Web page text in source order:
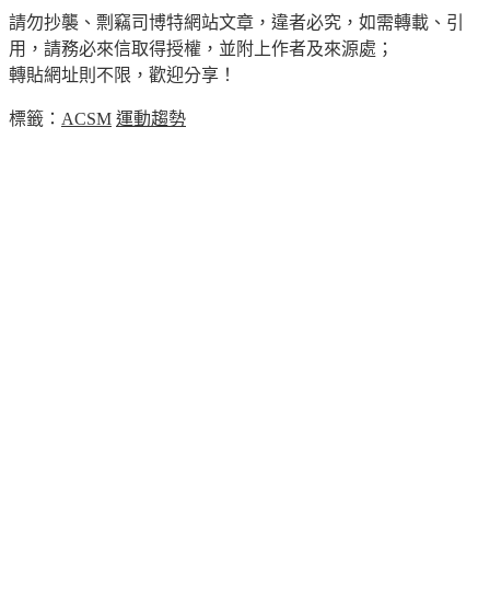
請勿抄襲、剽竊司博特網站文章，違者必究，如需轉載、引
用，請務必來信取得授權，並附上作者及來源處；
轉貼網址則不限，歡迎分享！
標籤： ACSM 運動趨勢